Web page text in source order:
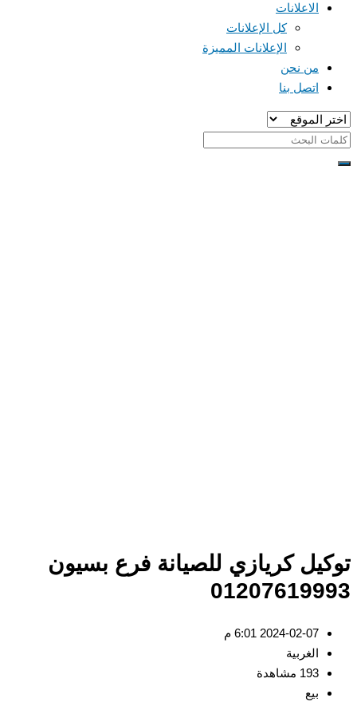
الاعلانات
كل الإعلانات
الإعلانات المميزة
من نحن
اتصل بنا
كريازي للصيانة فرع بسيون
2024-02-07 6:01 م
الغربية
193 مشاهدة
بيع